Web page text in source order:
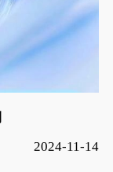
2024-11-14